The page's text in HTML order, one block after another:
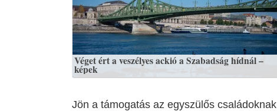
Véget ért a veszélyes ackió a Szabadság hídnál –
képek
Jön a támogatás az egyszülős családoknak